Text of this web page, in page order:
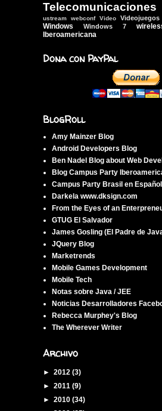
Telecomunicaciones
ustream webconf Video Videojuegos
Windows Windows 7
Iberoamericana
Dona con PayPal
BlogRoll
Amy Mainzer Blog
Android Developers Blog
Ben Nadel Blog about Web
Blog Campus Party
Campus Party Brasil en Español
Darkela www.dksign.com
From the Eyes of an
GTUG El Salvador
James Gosling (El Padre de
JQuery Blog
Marketrends
Mobile Games Development
Mobile Tech
Notas sobre Java / JEE
Noticias Desarrolladores
Rebecca Murphey's Blog
The Wherever Writer
Archivo
► 2012 (3)
► 2011 (9)
► 2010 (34)